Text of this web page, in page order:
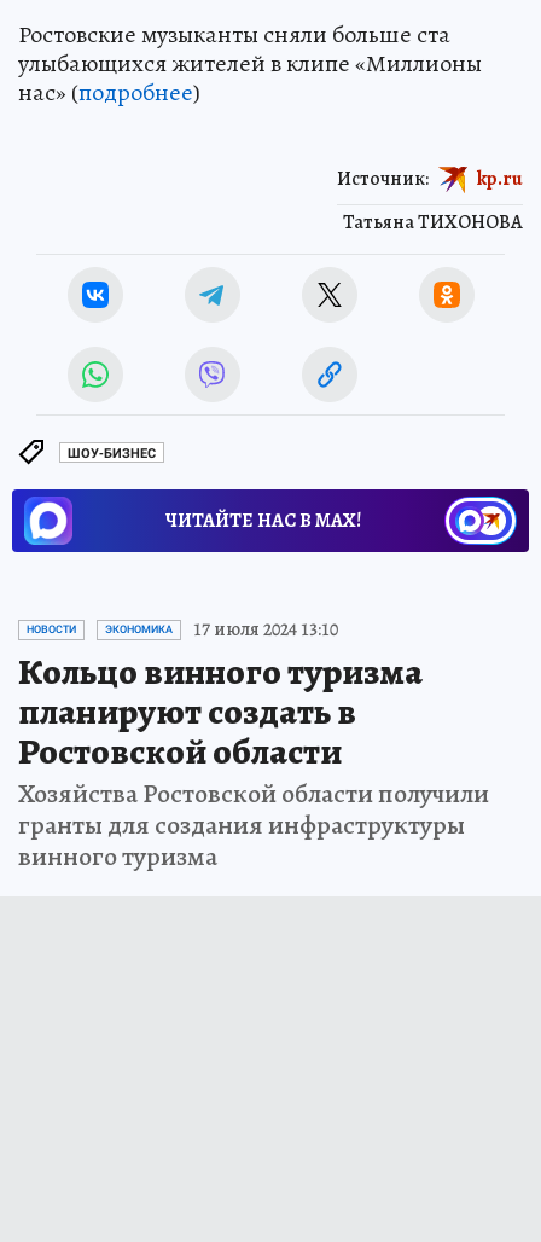
Ростовские музыканты сняли больше ста
улыбающихся жителей в клипе «Миллионы
нас» (подробнее)
Татьяна ТИХОНОВА
Источник: kp.ru
ШОУ-БИЗНЕС
ЧИТАЙТЕ НАС В МАХ!
НОВОСТИ ЭКОНОМИКА 17 июля 2024 13:10
Кольцо винного туризма
планируют создать в
Ростовской области
Хозяйства Ростовской области получили
гранты для создания инфраструктуры
винного туризма